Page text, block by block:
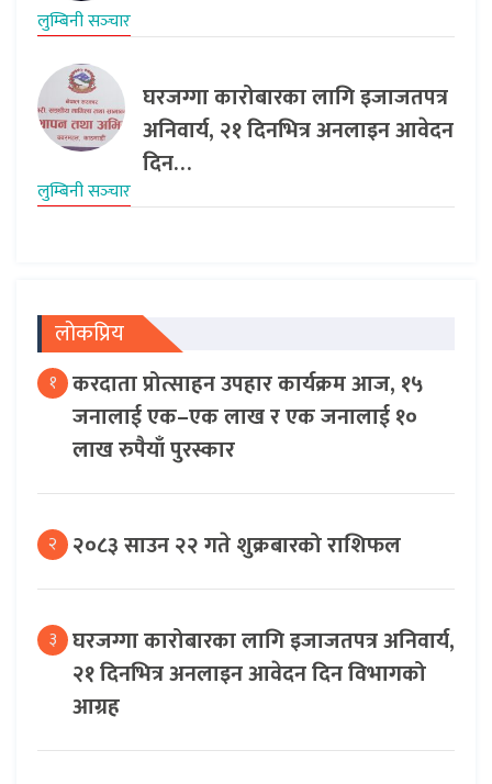
लुम्बिनी सञ्‍चार
घरजग्गा कारोबारका लागि इजाजतपत्र
अनिवार्य, २१ दिनभित्र अनलाइन आवेदन
दिन…
लुम्बिनी सञ्‍चार
लोकप्रिय
१ करदाता प्रोत्साहन उपहार कार्यक्रम आज, १५
जनालाई एक–एक लाख र एक जनालाई १०
लाख रुपैयाँ पुरस्कार
२ २०८३ साउन २२ गते शुक्रबारको राशिफल
३ घरजग्गा कारोबारका लागि इजाजतपत्र अनिवार्य,
२१ दिनभित्र अनलाइन आवेदन दिन विभागको
आग्रह